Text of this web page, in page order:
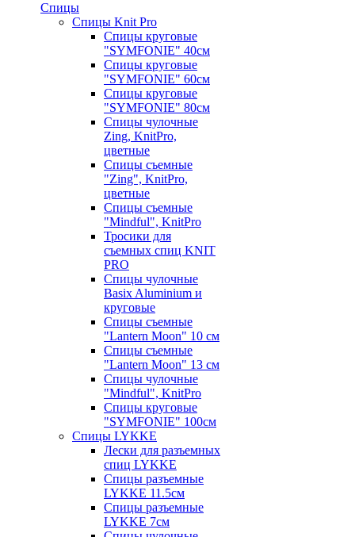
Спицы
Спицы Knit Pro
Спицы круговые
"SYMFONIE" 40см
Спицы круговые
"SYMFONIE" 60см
Спицы круговые
"SYMFONIE" 80см
Спицы чулочные
Zing, KnitPro,
цветные
Спицы съемные
"Zing", KnitPro,
цветные
Спицы съемные
"Mindful", KnitPro
Тросики для
съемных спиц KNIT
PRO
Спицы чулочные
Basix Aluminium и
круговые
Спицы съемные
"Lantern Moon" 10 см
Спицы съемные
"Lantern Moon" 13 см
Спицы чулочные
"Mindful", KnitPro
Спицы круговые
"SYMFONIE" 100см
Спицы LYKKE
Лески для разъемных
спиц LYKKE
Спицы разъемные
LYKKE 11.5см
Спицы разъемные
LYKKE 7см